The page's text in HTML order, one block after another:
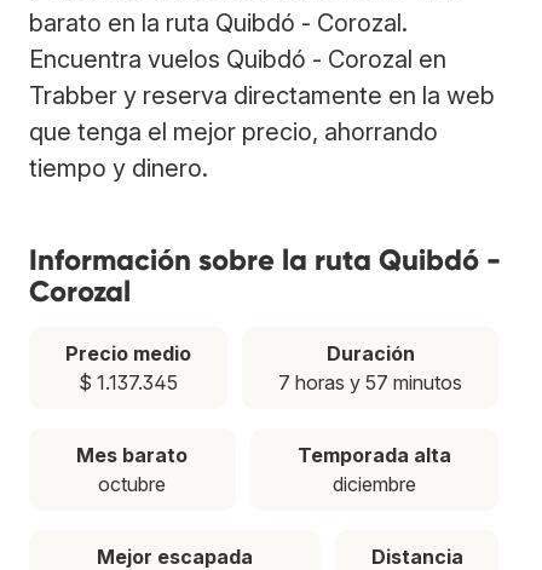
barato en la ruta Quibdó - Corozal.
Encuentra vuelos Quibdó - Corozal en
Trabber y reserva directamente en la web
que tenga el mejor precio, ahorrando
tiempo y dinero.
Información sobre la ruta Quibdó -
Corozal
Precio medio
$ 1.137.345
Duración
7 horas y 57 minutos
Mes barato
octubre
Temporada alta
diciembre
Mejor escapada
Distancia